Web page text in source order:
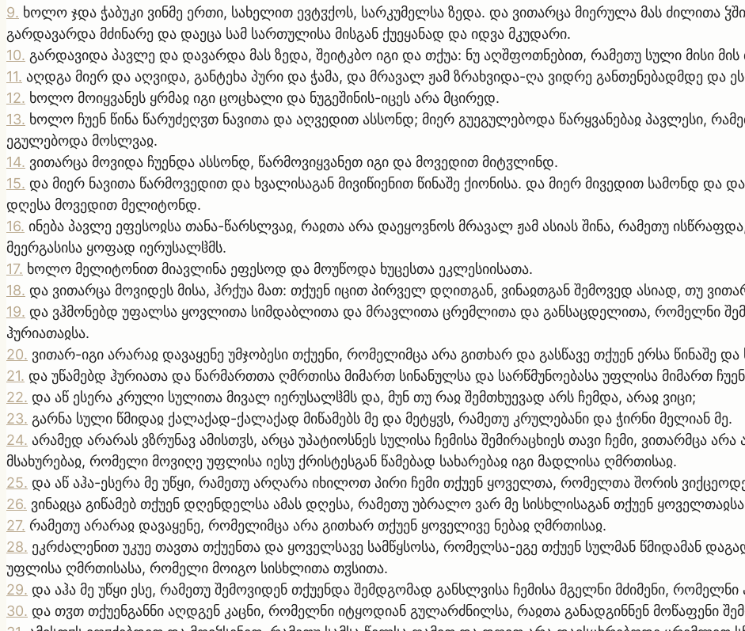
9. ხოლო ჯდა ჭაბუკი ვინმე ერთი, სახელით ევტჳქოს, სარკუმელსა ზედა. და ვითარცა მიერულა მას ძილითა
გარდავარდა მძინარე და დაეცა სამ სართულისა მისგან ქუეყანად და იდვა მკუდარი.
10. გარდავიდა პავლე და დავარდა მას ზედა, შეიტკბო იგი და თქუა: ნუ აღშფოთნებით, რამეთუ სული მისი მის
11. აღდგა მიერ და აღვიდა, განტეხა პური და ჭამა, და მრავალ ჟამ ზრახვიდა-ღა ვიდრე განთენებადმდე და
12. ხოლო მოიყვანეს ყრმაჲ იგი ცოცხალი და ნუგეშინის-იცეს არა მცირედ.
13. ხოლო ჩუენ წინა წარუძეღჳთ ნავითა და აღვედით ასსონდ; მიერ გუეგულებოდა წარყვანებაჲ პავლესი,
ეგულებოდა მოსლვაჲ.
14. ვითარცა მოვიდა ჩუენდა ასსონდ, წარმოვიყვანეთ იგი და მოვედით მიტჳლინდ.
15. და მიერ ნავითა წარმოვედით და ხვალისაგან მივიწიენით წინაშე ქიონისა. და მიერ მივედით სამონდ და
დღესა მოვედით მელიტონდ.
16. ინება პავლე ეფესოჲსა თანა-წარსლვაჲ, რაჲთა არა დაეყოვნოს მრავალ ჟამ ასიას შინა, რამეთუ
მეერგასისა ყოფად იერუსალჱმს.
17. ხოლო მელიტონით მიავლინა ეფესოდ და მოუწოდა ხუცესთა ეკლესიისათა.
18. და ვითარცა მოვიდეს მისა, ჰრქუა მათ: თქუენ იცით პირველ დღითგან, ვინაჲთგან შემოვედ ასიად, თუ
19. და ვჰმონებდ უფალსა ყოვლითა სიმდაბლითა და მრავლითა ცრემლითა და განსაცდელითა, რომელნი
ჰურიათაჲსა.
20. ვითარ-იგი არარაჲ დავაყენე უმჯობესი თქუენი, რომელიმცა არა გითხარ და გასწავე თქუენ ერსა წინაშე და
21. და უწამებდ ჰურიათა და წარმართთა ღმრთისა მიმართ სინანულსა და სარწმუნოებასა უფლისა მიმართ
22. და აწ ესერა კრული სულითა მივალ იერუსალჱმს და, მუნ თუ რაჲ შემთხუევად არს ჩემდა, არაჲ ვიცი;
23. გარნა სული წმიდაჲ ქალაქად-ქალაქად მიწამებს მე და მეტყჳს, რამეთუ კრულებანი და ჭირნი მელიან მე.
24. არამედ არარას ვზრუნავ ამისთჳს, არცა უპატიოსნეს სულისა ჩემისა შემირაცხიეს თავი ჩემი, ვითარმცა
მსახურებაჲ, რომელი მოვიღე უფლისა იესუ ქრისტესგან წამებად სახარებაჲ იგი მადლისა ღმრთისაჲ.
25. და აწ აჰა-ესერა მე უწყი, რამეთუ არღარა იხილოთ პირი ჩემი თქუენ ყოველთა, რომელთა შორის
26. ვინაჲცა გიწამებ თქუენ დღენდელსა ამას დღესა, რამეთუ უბრალო ვარ მე სისხლისაგან თქუენ
27. რამეთუ არარაჲ დავაყენე, რომელიმცა არა გითხარ თქუენ ყოველივე ნებაჲ ღმრთისაჲ.
28. ეკრძალენით უკუე თავთა თქუენთა და ყოველსავე სამწყსოსა, რომელსა-ეგე თქუენ სულმან წმიდამან
უფლისა ღმრთისასა, რომელი მოიგო სისხლითა თჳსითა.
29. და აჰა მე უწყი ესე, რამეთუ შემოვიდენ თქუენდა შემდგომად განსლვისა ჩემისა მგელნი მძიმენი,
30. და თჳთ თქუენგანნი აღდგენ კაცნი, რომელნი იტყოდიან გულარძნილსა, რაჲთა განადგინნენ მოწაფენი